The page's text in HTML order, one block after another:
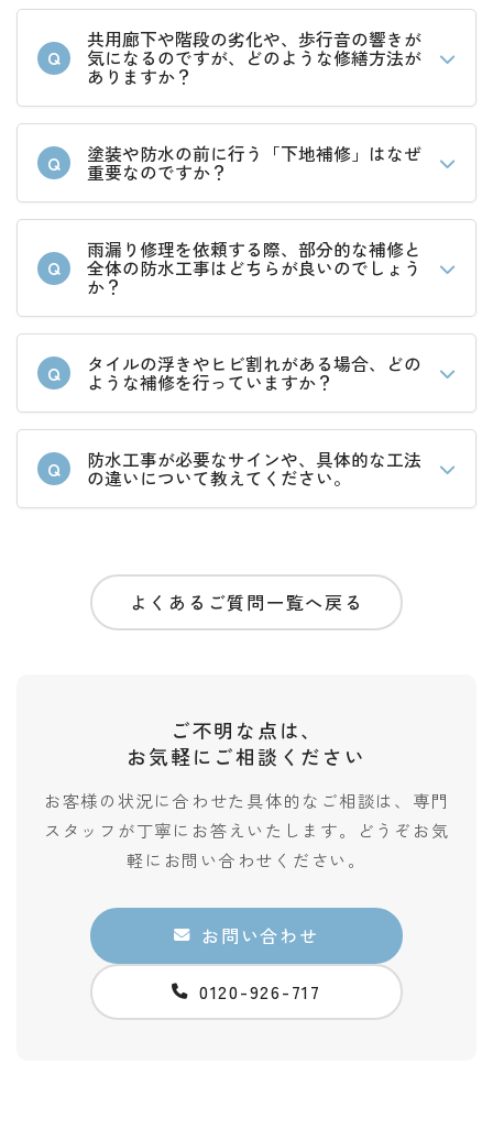
Q
共用廊下や階段の劣化や、歩行音の響きが
気になるのですが、どのような修繕方法が
ありますか？
Q 塗装や防水の前に行う「下地補修」はなぜ
重要なのですか？
Q
雨漏り修理を依頼する際、部分的な補修と
全体の防水工事はどちらが良いのでしょう
か？
Q タイルの浮きやヒビ割れがある場合、どの
ような補修を行っていますか？
Q 防水工事が必要なサインや、具体的な工法
の違いについて教えてください。
よくあるご質問一覧へ戻る
ご不明な点は、
お気軽にご相談ください
お客様の状況に合わせた具体的なご相談は、専門
スタッフが丁寧にお答えいたします。どうぞお気
軽にお問い合わせください。
お問い合わせ
0120-926-717